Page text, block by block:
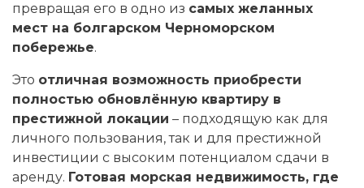
превращая его в одно из самых желанных
мест на болгарском Черноморском
побережье.
Это отличная возможность приобрести
полностью обновлённую квартиру в
престижной локации – подходящую как для
личного пользования, так и для престижной
инвестиции с высоким потенциалом сдачи в
аренду. Готовая морская недвижимость, где